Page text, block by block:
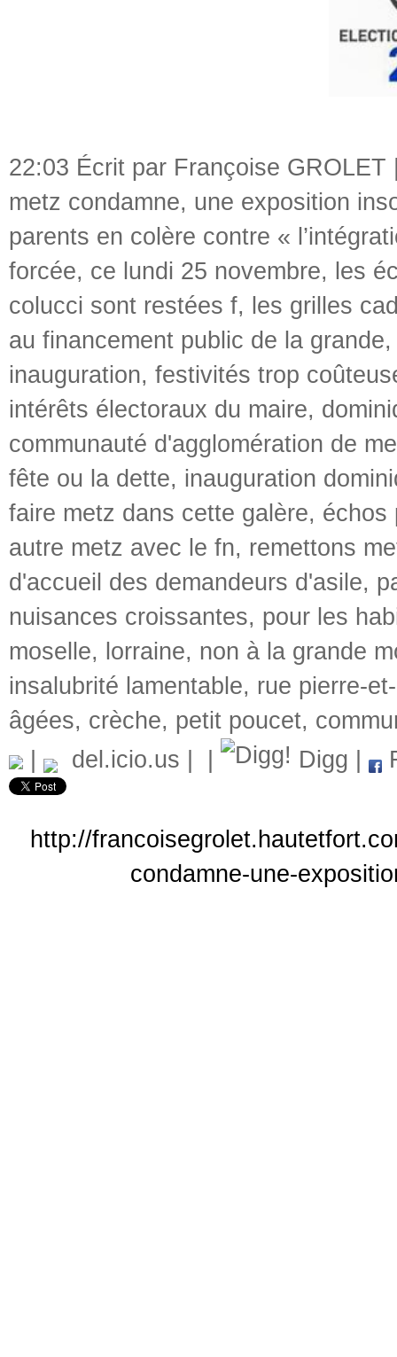
22:03 Écrit par Françoise
metz condamne, une exposition
parents en colère contre «
forcée, ce lundi 25 novembre, les
colucci sont restées f, les grilles
au financement public de la grande
inauguration, festivités trop
intérêts électoraux du maire,
communauté d'agglomération de
fête ou la dette, inauguration
faire metz dans cette galère, échos
autre metz avec le fn, remettons
d'accueil des demandeurs d'asile,
nuisances croissantes, pour les
moselle, lorraine, non à la grande
insalubrité lamentable, rue pierre-
âgées, crèche, petit poucet,
del.icio.us Digg
http://
condamne-une-